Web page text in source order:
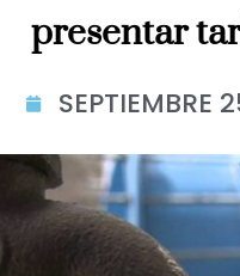
presentar
SEPTIEMBRE